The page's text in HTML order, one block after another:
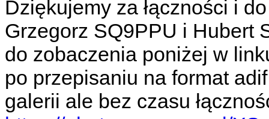
Dziękujemy za łączności i
Grzegorz SQ9PPU i Hubert
do zobaczenia poniżej w
po przepisaniu na format
galerii ale bez czasu